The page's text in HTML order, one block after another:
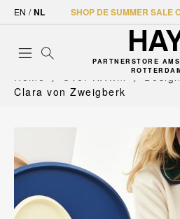
EN / NL SHOP DE SUMMER SALE
PARTNERSTORE
Home Over HAY.nl
Clara von Zweigberk